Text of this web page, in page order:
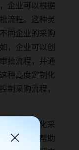
企业可以根据
流程。这种灵
同企业的采购
，企业可以创
批流程，并通
种高度定制化
制采购流程，
实现自动化采
析功能，帮助